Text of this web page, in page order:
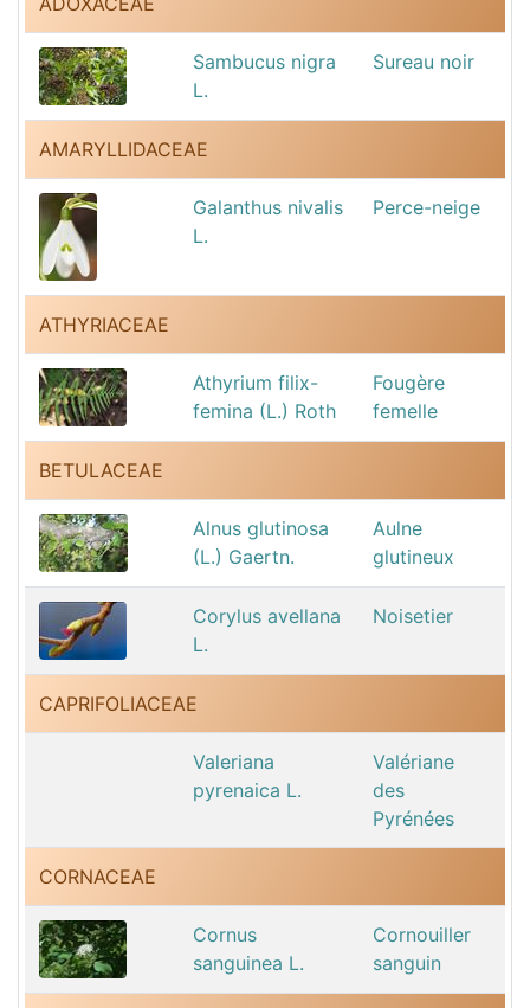
Sambucus nigra
L.
Sureau noir
AMARYLLIDACEAE
Galanthus nivalis
L.
Perce-neige
ATHYRIACEAE
Athyrium filix-
femina (L.) Roth
Fougère
femelle
BETULACEAE
Alnus glutinosa
(L.) Gaertn.
Aulne
glutineux
Corylus avellana
L.
Noisetier
CAPRIFOLIACEAE
Valeriana
pyrenaica L.
Valériane
des
Pyrénées
CORNACEAE
Cornus
sanguinea L.
Cornouiller
sanguin